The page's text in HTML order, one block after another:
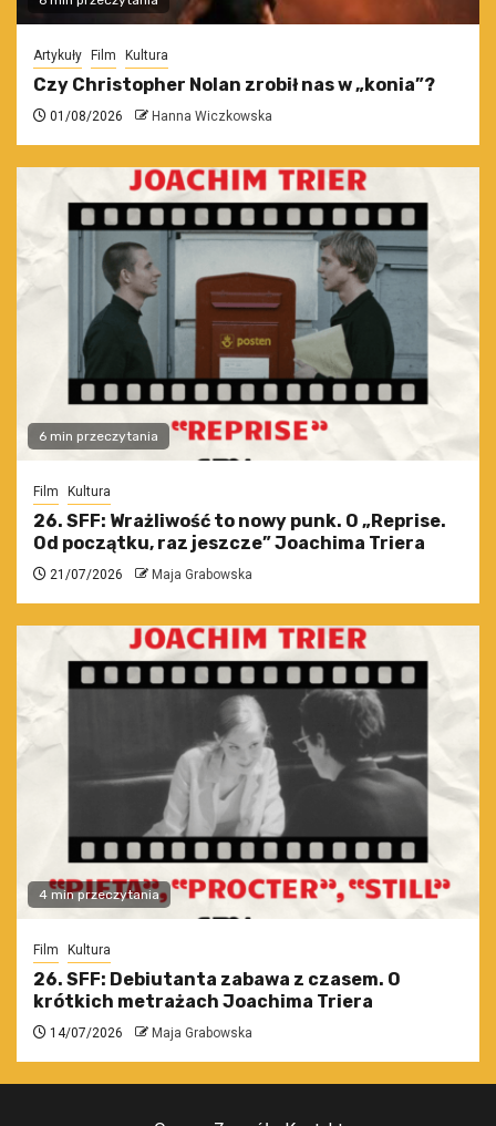
Artykuły Film Kultura
Czy Christopher Nolan zrobił nas w „konia”?
01/08/2026 Hanna Wiczkowska
6 min przeczytania
Film Kultura
26. SFF: Wrażliwość to nowy punk. O „Reprise.
Od początku, raz jeszcze” Joachima Triera
21/07/2026 Maja Grabowska
4 min przeczytania
Film Kultura
26. SFF: Debiutanta zabawa z czasem. O
krótkich metrażach Joachima Triera
14/07/2026 Maja Grabowska